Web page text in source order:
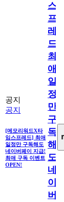
공지
공지
[메모리워드X타
임스프레드] 최애
일정만 구독해도
네이버페이 지급!
최애 구독 이벤트
OPEN!
스
프
레
드]
최
애
일
정
만
구
독
해
도
네
이
버